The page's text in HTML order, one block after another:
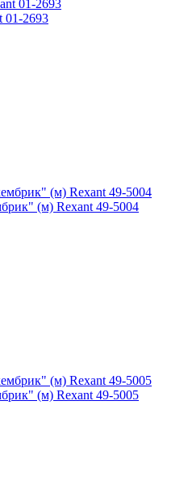
01-2693
(м) Rexant 49-5004
(м) Rexant 49-5005